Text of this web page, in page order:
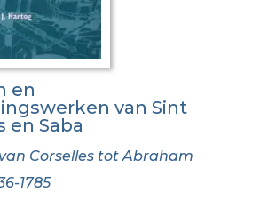
en
van Sint
en Saba
Corselles tot Abraham
1785